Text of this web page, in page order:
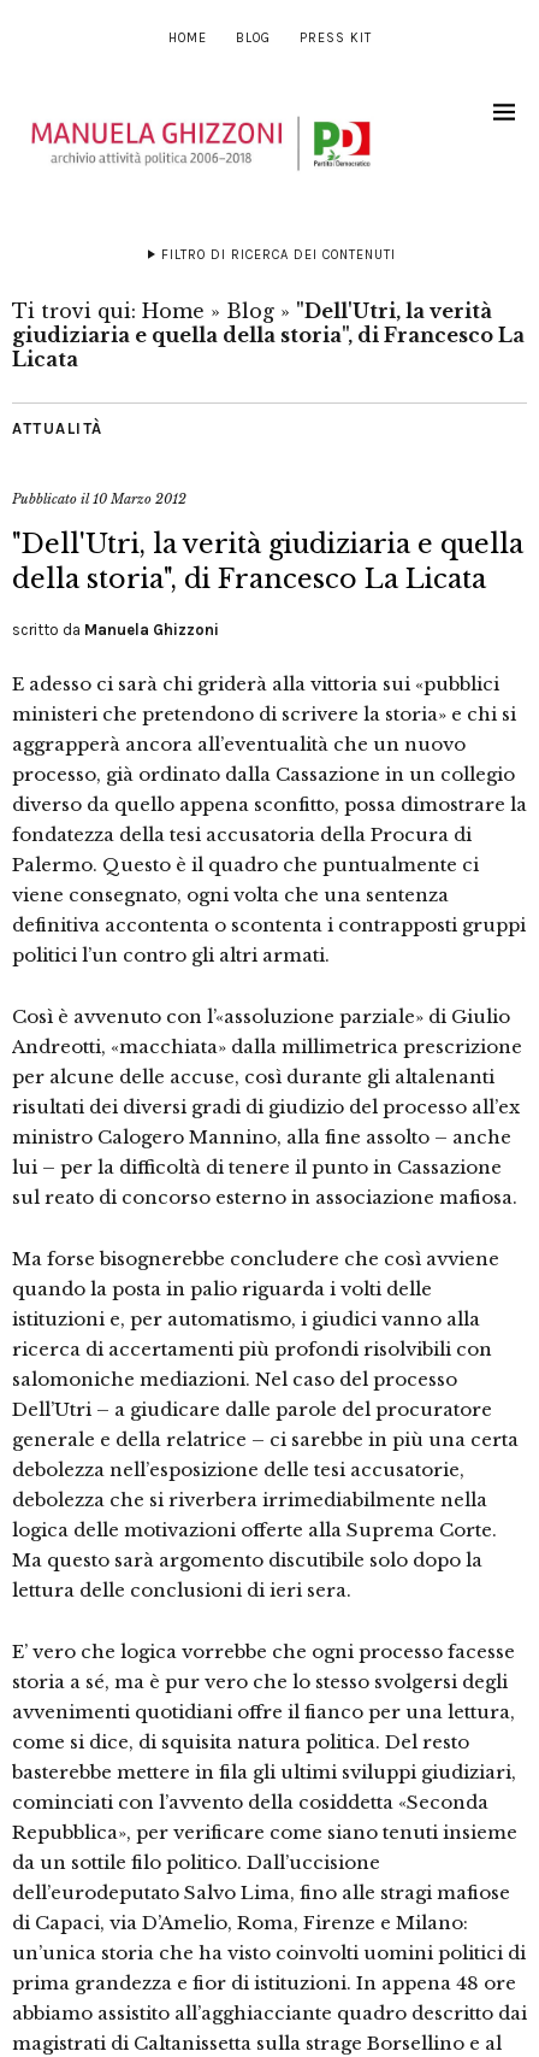
HOME BLOG PRESS KIT
FILTRO DI RICERCA DEI CONTENUTI
Ti trovi qui: Home » Blog » "Dell'Utri, la verità
giudiziaria e quella della storia", di Francesco La
Licata
ATTUALITÀ
Pubblicato il10 Marzo 2012
"Dell'Utri, la verità giudiziaria e quella
della storia", di Francesco La Licata
scritto da Manuela Ghizzoni
E adesso ci sarà chi griderà alla vittoria sui «pubblici
ministeri che pretendono di scrivere la storia» e chi si
aggrapperà ancora all’eventualità che un nuovo
processo, già ordinato dalla Cassazione in un collegio
diverso da quello appena sconfitto, possa dimostrare la
fondatezza della tesi accusatoria della Procura di
Palermo. Questo è il quadro che puntualmente ci
viene consegnato, ogni volta che una sentenza
definitiva accontenta o scontenta i contrapposti gruppi
politici l’un contro gli altri armati.
Così è avvenuto con l’«assoluzione parziale» di Giulio
Andreotti, «macchiata» dalla millimetrica prescrizione
per alcune delle accuse, così durante gli altalenanti
risultati dei diversi gradi di giudizio del processo all’ex
ministro Calogero Mannino, alla fine assolto – anche
lui – per la difficoltà di tenere il punto in Cassazione
sul reato di concorso esterno in associazione mafiosa.
Ma forse bisognerebbe concludere che così avviene
quando la posta in palio riguarda i volti delle
istituzioni e, per automatismo, i giudici vanno alla
ricerca di accertamenti più profondi risolvibili con
salomoniche mediazioni. Nel caso del processo
Dell’Utri – a giudicare dalle parole del procuratore
generale e della relatrice – ci sarebbe in più una certa
debolezza nell’esposizione delle tesi accusatorie,
debolezza che si riverbera irrimediabilmente nella
logica delle motivazioni offerte alla Suprema Corte.
Ma questo sarà argomento discutibile solo dopo la
lettura delle conclusioni di ieri sera.
E’ vero che logica vorrebbe che ogni processo facesse
storia a sé, ma è pur vero che lo stesso svolgersi degli
avvenimenti quotidiani offre il fianco per una lettura,
come si dice, di squisita natura politica. Del resto
basterebbe mettere in fila gli ultimi sviluppi giudiziari,
cominciati con l’avvento della cosiddetta «Seconda
Repubblica», per verificare come siano tenuti insieme
da un sottile filo politico. Dall’uccisione
dell’eurodeputato Salvo Lima, fino alle stragi mafiose
di Capaci, via D’Amelio, Roma, Firenze e Milano:
un’unica storia che ha visto coinvolti uomini politici di
prima grandezza e fior di istituzioni. In appena 48 ore
abbiamo assistito all’agghiacciante quadro descritto dai
magistrati di Caltanissetta sulla strage Borsellino e al